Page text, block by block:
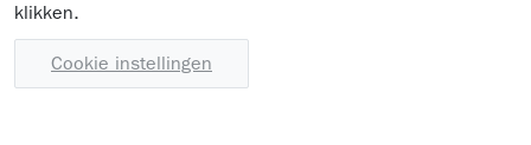
klikken.
Cookie instellingen